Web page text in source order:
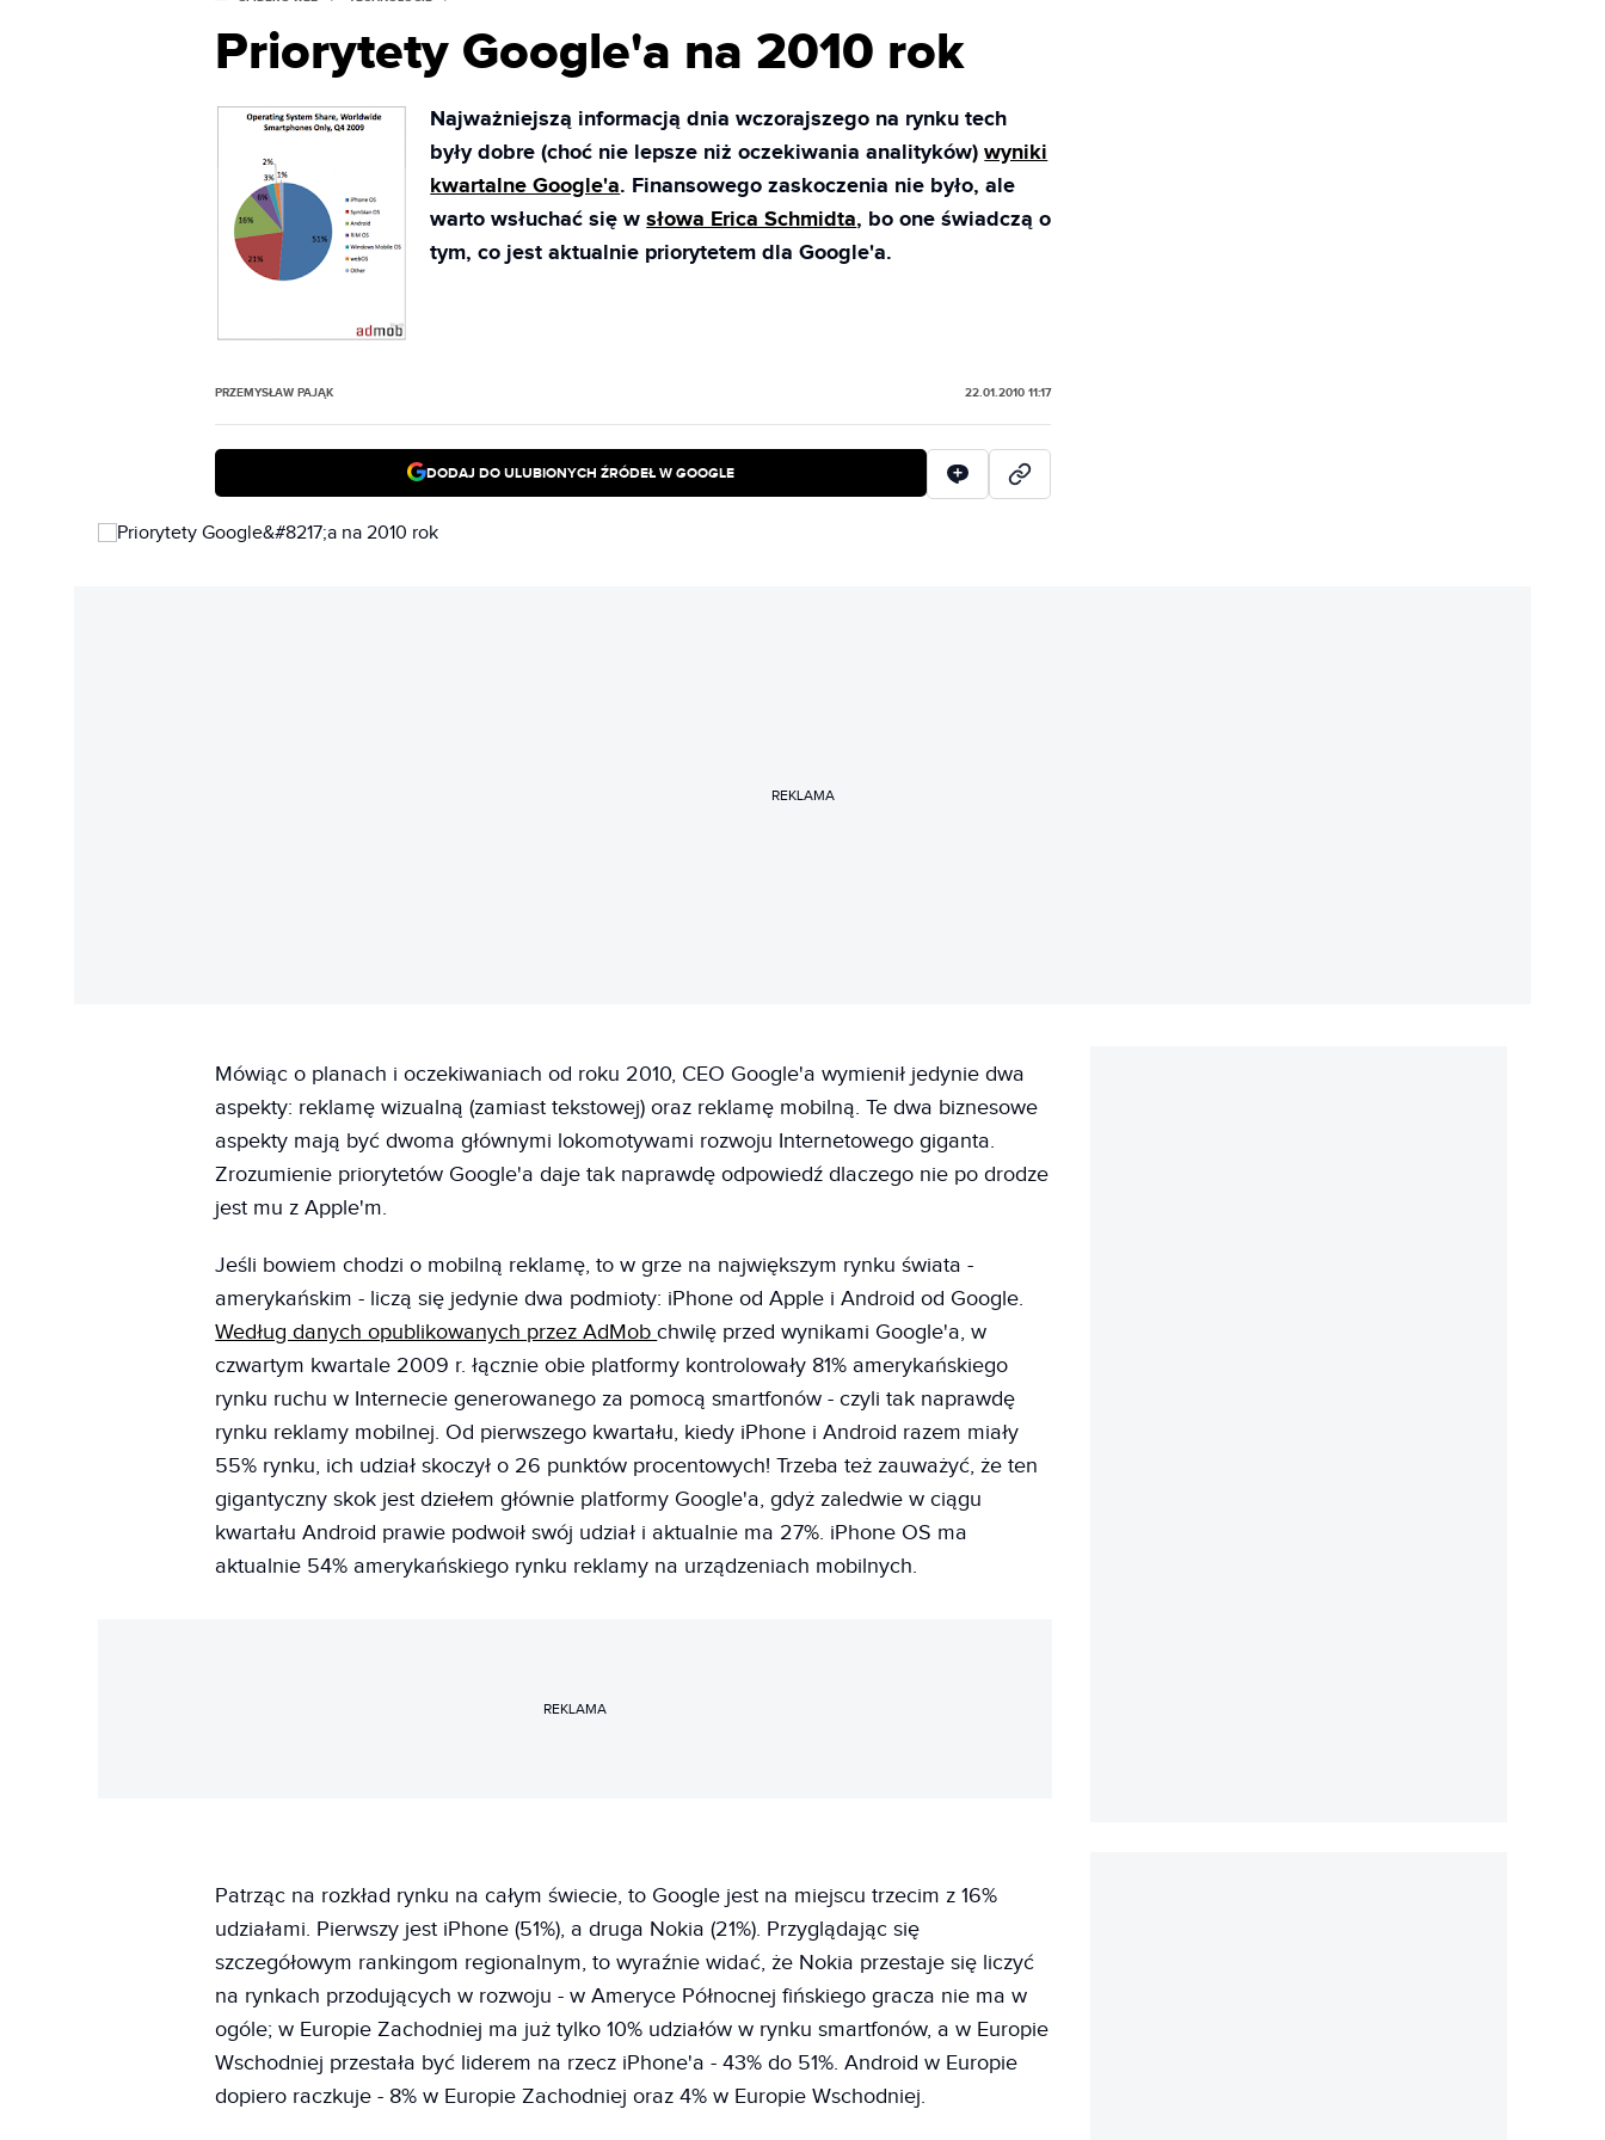
Priorytety Google'a na 2010 rok
Najważniejszą informacją dnia wczorajszego na rynku tech
były dobre (choć nie lepsze niż oczekiwania analityków)wyniki
kwartalne Google'a. Finansowego zaskoczenia nie było, ale
warto wsłuchać się wsłowa Erica Schmidta, bo one świadczą o
tym, co jest aktualnie priorytetem dla Google'a.
PRZEMYSŁAW PAJĄK 22.01.2010 11:17
DODAJ DO ULUBIONYCH ŹRÓDEŁ W GOOGLE
REKLAMA
Mówiąc o planach i oczekiwaniach od roku 2010, CEO Google'a wymienił jedynie dwa
aspekty: reklamę wizualną (zamiast tekstowej) oraz reklamę mobilną. Te dwa biznesowe
aspekty mają być dwoma głównymi lokomotywami rozwoju Internetowego giganta.
Zrozumienie priorytetów Google'a daje tak naprawdę odpowiedź dlaczego nie po drodze
jest mu z Apple'm.
Jeśli bowiem chodzi o mobilną reklamę, to w grze na największym rynku świata -
amerykańskim - liczą się jedynie dwa podmioty: iPhone od Apple i Android od Google.
Według danych opublikowanych przez AdMobchwilę przed wynikami Google'a, w
czwartym kwartale 2009 r. łącznie obie platformy kontrolowały 81% amerykańskiego
rynku ruchu w Internecie generowanego za pomocą smartfonów - czyli tak naprawdę
rynku reklamy mobilnej. Od pierwszego kwartału, kiedy iPhone i Android razem miały
55% rynku, ich udział skoczył o 26 punktów procentowych! Trzeba też zauważyć, że ten
gigantyczny skok jest dziełem głównie platformy Google'a, gdyż zaledwie w ciągu
kwartału Android prawie podwoił swój udział i aktualnie ma 27%. iPhone OS ma
aktualnie 54% amerykańskiego rynku reklamy na urządzeniach mobilnych.
REKLAMA
Patrząc na rozkład rynku na całym świecie, to Google jest na miejscu trzecim z 16%
udziałami. Pierwszy jest iPhone (51%), a druga Nokia (21%). Przyglądając się
szczegółowym rankingom regionalnym, to wyraźnie widać, że Nokia przestaje się liczyć
na rynkach przodujących w rozwoju - w Ameryce Północnej fińskiego gracza nie ma w
ogóle; w Europie Zachodniej ma już tylko 10% udziałów w rynku smartfonów, a w Europie
Wschodniej przestała być liderem na rzecz iPhone'a - 43% do 51%. Android w Europie
dopiero raczkuje - 8% w Europie Zachodniej oraz 4% w Europie Wschodniej.